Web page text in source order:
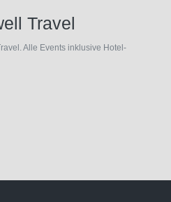
Travel
Alle Events inklusive Hotel-